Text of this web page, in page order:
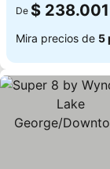
De $ 238.001
Mira precios de 5